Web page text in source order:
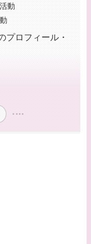
動
プロフィール・